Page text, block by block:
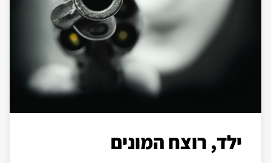
ילד, רוצח המונים